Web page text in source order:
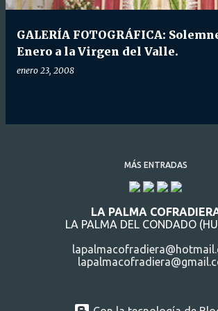
GALERÍA FOTOGRÁFICA:
Enero a la Virgen del Valle.
enero 23, 2008
MÁS ENTRADAS
LA PALMA
LA PALMA DEL CONDADO